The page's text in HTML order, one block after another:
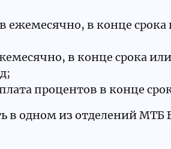
ежемесячно, в конце
в конце срока
процентов в конце
в одном из отделений МТБ